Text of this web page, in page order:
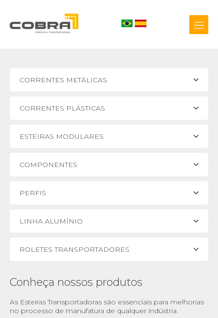
Biblioteca 3D
CORRENTES METÁLICAS
CORRENTES PLÁSTICAS
ESTEIRAS MODULARES
COMPONENTES
PERFIS
LINHA ALUMÍNIO
ROLETES TRANSPORTADORES
Conheça nossos produtos
As Esteiras Transportadoras são essenciais para melhorias
no processo de manufatura de qualquer indústria.